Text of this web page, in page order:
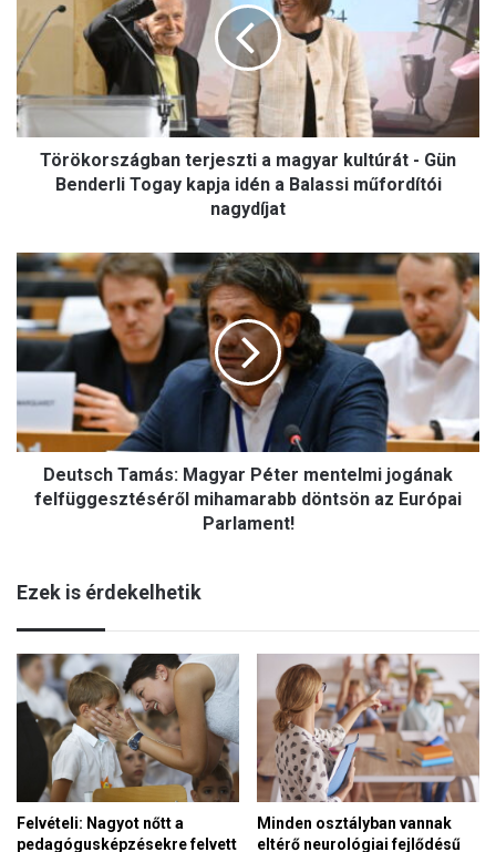
magyar
kultúrát
-
Benderli
Togay
kapja
műfordítói
nagydíjat
Törökországban terjeszti a magyar kultúrát - Gün
Benderli Togay kapja idén a Balassi műfordítói
nagydíjat
Deutsch
Tamás:
Magyar
Péter
mentelmi
felfüggesztéséről
mihamarabb
döntsön
Európai
Deutsch Tamás: Magyar Péter mentelmi jogának
felfüggesztéséről mihamarabb döntsön az Európai
Parlament!
Ezek is érdekelhetik
Felvételi: Nagyot nőtt a
pedagógusképzésekre felvett
Minden osztályban vannak
eltérő neurológiai fejlődésű